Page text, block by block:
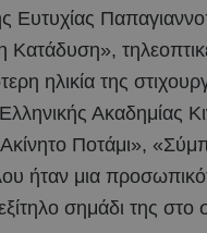
Ευτυχίας
ηλικία της
Ακαδημίας
Ποτάμι»,
ήταν μια
σημάδι της στο